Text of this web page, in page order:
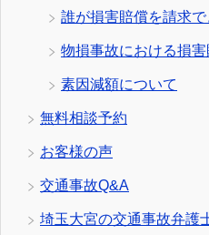
誰が損害賠償を請求で
物損事故における損
素因減額について
無料相談予約
お客様の声
交通事故Q&A
埼玉大宮の交通事故弁護